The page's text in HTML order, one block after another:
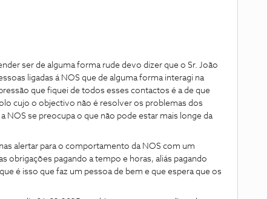
ser de alguma forma rude devo dizer que o Sr. João
ligadas á NOS que de alguma forma interagi na
que fiquei de todos esses contactos é a de que
cujo o objectivo não é resolver os problemas dos
NOS se preocupa o que não pode estar mais longe da
alertar para o comportamento da NOS com um
obrigações pagando a tempo e horas, aliás pagando
é isso que faz um pessoa de bem e que espera que os